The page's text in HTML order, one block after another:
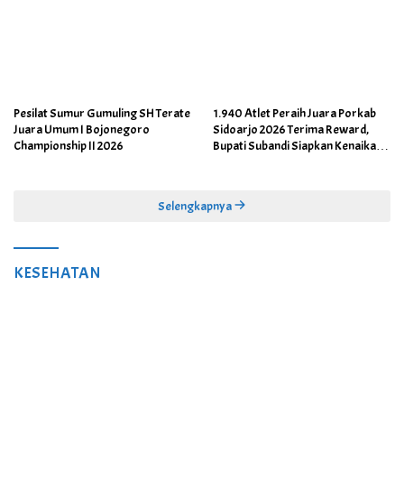
Pesilat Sumur Gumuling SH Terate
Juara Umum I Bojonegoro
Championship II 2026
1.940 Atlet Peraih Juara Porkab
Sidoarjo 2026 Terima Reward,
Bupati Subandi Siapkan Kenaikan
Selengkapnya
KESEHATAN